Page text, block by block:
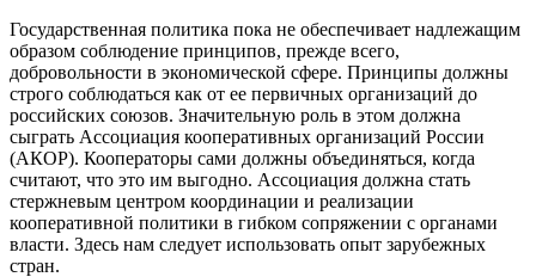
Государственная политика пока не обеспечивает надлежащим
образом соблюдение принципов, прежде всего,
добровольности в экономической сфере. Принципы должны
строго соблюдаться как от ее первичных организаций до
российских союзов. Значительную роль в этом должна
сыграть Ассоциация кооперативных организаций России
(АКОР). Кооператоры сами должны объединяться, когда
считают, что это им выгодно. Ассоциация должна стать
стержневым центром координации и реализации
кооперативной политики в гибком сопряжении с органами
власти. Здесь нам следует использовать опыт зарубежных
стран.